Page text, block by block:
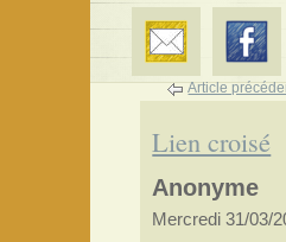
Article
Lien croisé
Anonyme
Mercredi 31/03/